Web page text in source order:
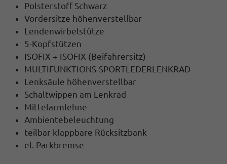
Polsterstoff Schwarz
Vordersitze höhenverstellbar
Lendenwirbelstütze
5-Kopfstützen
ISOFIX + ISOFIX (Beifahrersitz)
MULTIFUNKTIONS-SPORTLEDERLENKRAD
Lenksäule höhenverstellbar
Schaltwippen am Lenkrad
Mittelarmlehne
Ambientebeleuchtung
teilbar klappbare Rücksitzbank
el. Parkbremse